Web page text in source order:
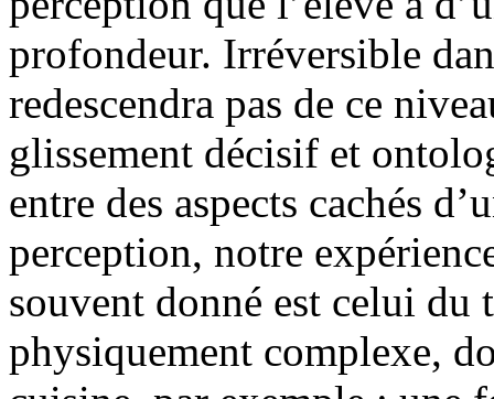
profondeur. Irréversible
redescendra pas de ce
glissement décisif et
entre des aspects cachés
perception, notre
souvent donné est celui du
physiquement complexe,